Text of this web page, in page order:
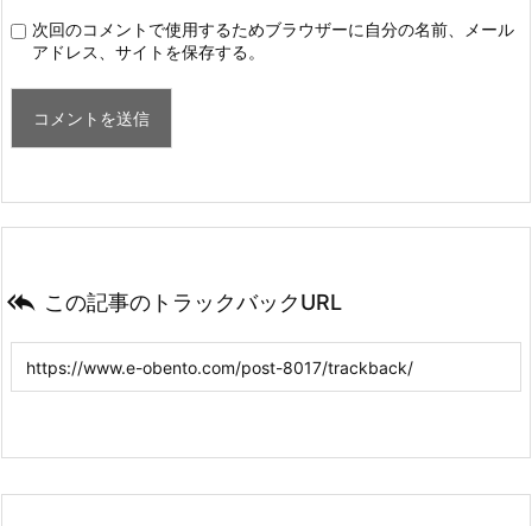
次回のコメントで使用するためブラウザーに自分の名前、メール
アドレス、サイトを保存する。
 この記事のトラックバックURL